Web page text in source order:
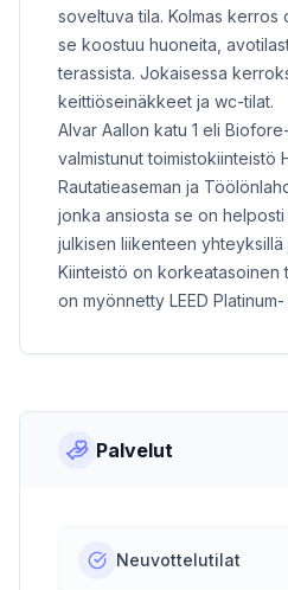
soveltuva tila. Kolmas kerros
se koostuu huoneita,
terassista. Jokaisessa
keittiöseinäkkeet ja wc-tilat.
Alvar Aallon katu 1 eli
valmistunut toimistokiinteistö
Rautatieaseman ja
jonka ansiosta se on
julkisen liikenteen yhteyksillä
Kiinteistö on korkeatasoinen
on myönnetty LEED
Palvelut
Neuvottelutilat